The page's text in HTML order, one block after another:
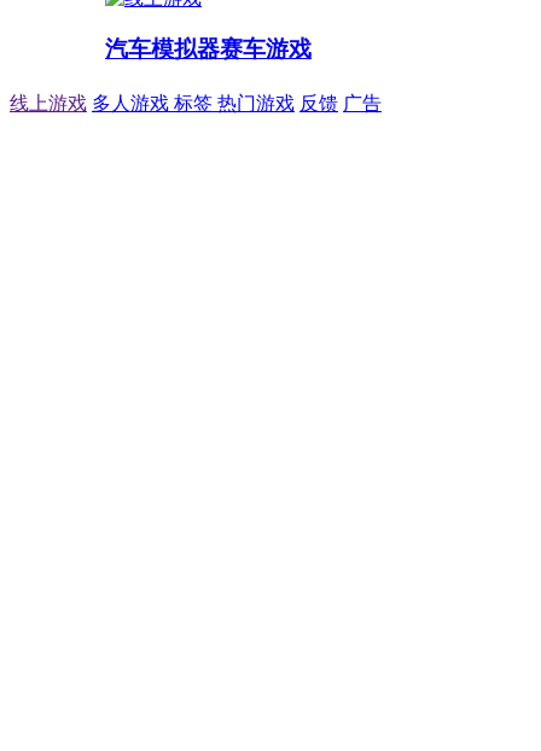
汽车模拟器赛车游戏
线上游戏 多人游戏 标签 热门游戏 反馈 广告